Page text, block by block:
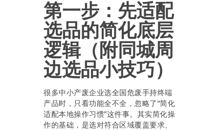
第一步：先适配
选品的简化底层
逻辑（附同城周
边选品小技巧）
很多中小产废企业选全国危废手持终端
产品时，只看功能全不全，忽略了“简化
适配本地操作习惯”这件事。其实简化操
作的基础，是选对符合区域覆盖要求、